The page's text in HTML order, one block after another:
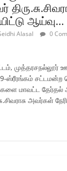
ஆய்வு…
Alasal
0
முத்தரசநல்லூர்‌
ஸ்ரீரங்கம்‌ சட்டமன்ற
மாவட்ட தேர்தல்‌
அவர்கள்‌